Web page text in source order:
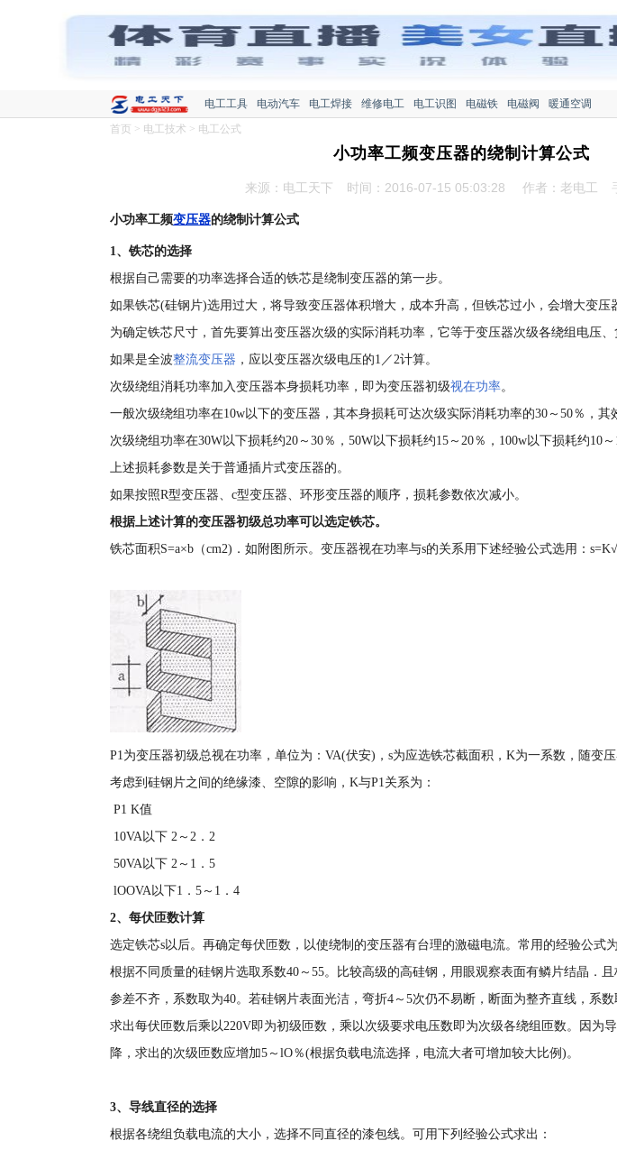
电工工具 电动汽车 电工焊接 维修电工 电工识图 电磁铁 电磁阀
暖通空调
首页 > 电工技术 > 电工公式
小功率工频变压器的绕制计算公式
来源：电工天下 时间：2016-07-15 05:03:28 作者：老电工
小功率工频变压器的绕制计算公式
1、铁芯的选择
根据自己需要的功率选择合适的铁芯是绕制变压器的第一步。
如果铁芯(硅钢片)选用过大，将导致变压器体积增大，成本升高，但铁芯过小，会增大变
为确定铁芯尺寸，首先要算出变压器次级的实际消耗功率，它等于变压器次级各绕组电压、
如果是全波整流变压器 ，应以变压器次级电压的1／2计算。
次级绕组消耗功率加入变压器本身损耗功率，即为变压器初级视在功率。
一般次级绕组功率在10w以下的变压器，其本身损耗可达次级实际消耗功率的30～50％，其
次级绕组功率在30W以下损耗约20～30％，50W以下损耗约15～20％，100w以下损耗约10
上述损耗参数是关于普通插片式变压器的。
如果按照R型变压器、c型变压器、环形变压器的顺序，损耗参数依次减小。
根据上述计算的变压器初级总功率可以选定铁芯。
铁芯面积S=a×b（cm2)．如附图所示。变压器视在功率与s的关系用下述经验公式选用：
P1为变压器初级总视在功率，单位为：VA(伏安)，s为应选铁芯截面积，K为一系数，随变
考虑到硅钢片之间的绝缘漆、空隙的影响，K与P1关系为：
P1 K值
10VA以下 2～2．2
50VA以下 2～1．5
lOOVA以下1．5～1．4
2、每伏匝数计算
选定铁芯s以后。再确定每伏匝数，以使绕制的变压器有台理的激磁电流。常用的经验公式
根据不同质量的硅钢片选取系数40～55。比较高级的高硅钢，用眼观察表面有鳞片结晶．
参差不齐，系数取为40。若硅钢片表面光洁，弯折4～5次仍不易断，断面为整齐直线，系数
求出每伏匝数后乘以220V即为初级匝数，乘以次级要求电压数即为次级各绕组匝数。因为
降，求出的次级匝数应增加5～lO％(根据负载电流选择，电流大者可增加较大比例)。
3、导线直径的选择
根据各绕组负载电流的大小，选择不同直径的漆包线。可用下列经验公式求出：